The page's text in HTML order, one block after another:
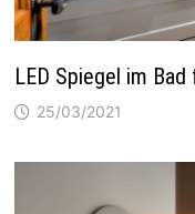
LED Spiegel im
25/03/2021